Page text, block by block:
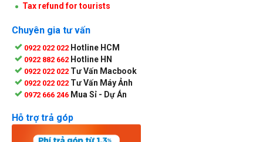
Tax refund for tourists
Chuyên gia tư vấn
0922 022 022 Hotline HCM
0922 882 662 Hotline HN
0922 022 022 Tư Vấn Macbook
0922 022 022 Tư Vấn Máy Ảnh
0972 666 246 Mua Sỉ - Dự Án
Hỗ trợ trả góp